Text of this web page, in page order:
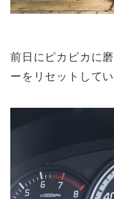
前日にピカピカに
ーをリセットして